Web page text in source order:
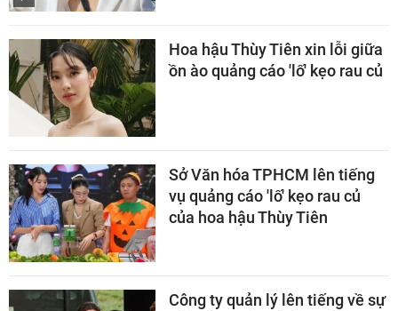
Hoa hậu Thùy Tiên xin lỗi giữa
ồn ào quảng cáo 'lố' kẹo rau củ
Sở Văn hóa TPHCM lên tiếng
vụ quảng cáo 'lố' kẹo rau củ
của hoa hậu Thùy Tiên
Công ty quản lý lên tiếng về sự